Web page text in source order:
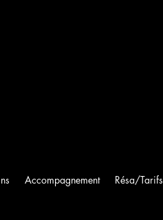
Accompagnement Résa/Tarifs